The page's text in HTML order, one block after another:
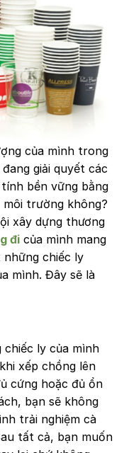
của mình trong
giải quyết các
bền vững bằng
trường không?
xây dựng thương
đi của mình mang
những chiếc ly
mình. Đây sẽ là
ly của mình
xếp chồng lên
cứng hoặc đủ ổn
bạn sẽ không
trải nghiệm cà
tất cả, bạn muốn